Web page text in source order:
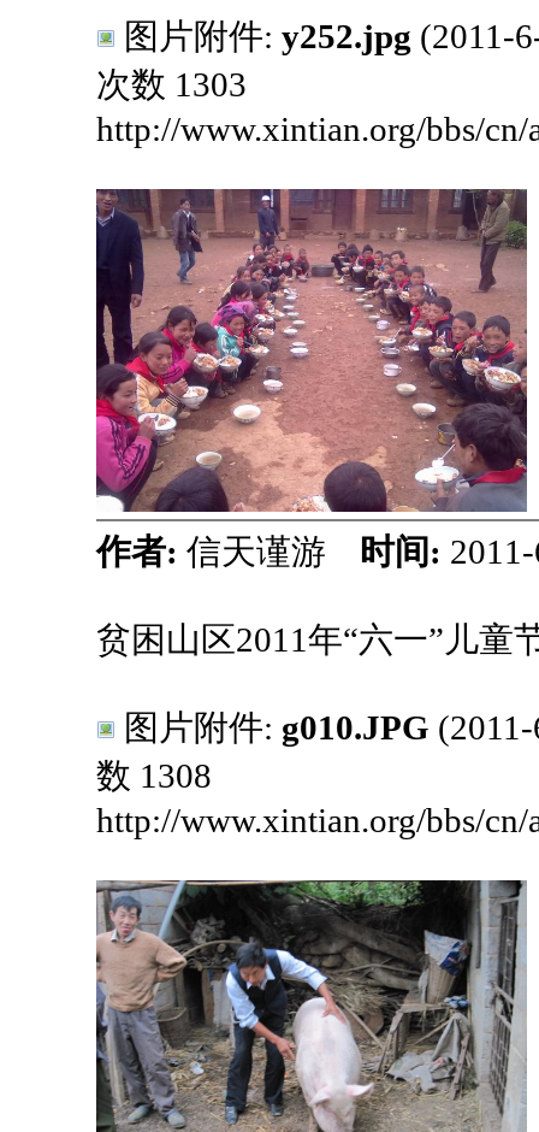
图片附件: y252.jpg (2011-
次数 1303
http://www.xintian.org/bbs/cn/
作者: 信天谨游 时间:
贫困山区2011年“六一”儿童
图片附件: g010.JPG
数 1308
http://www.xintian.org/bbs/cn/